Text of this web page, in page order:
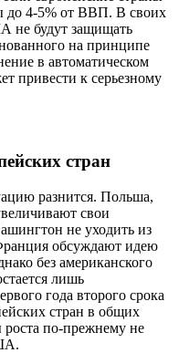
до 4-5% от ВВП. В своих
не будут защищать
на принципе
в автоматическом
привести к серьезному
стран
разнится. Польша,
свои
не уходить из
обсуждают идею
без американского
лишь
года второго срока
стран в общих
по-прежнему не